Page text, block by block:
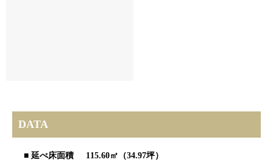
DATA
■ 延べ床面積 115.60㎡（34.97坪）